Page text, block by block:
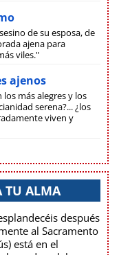
de su esposa, de
ajena para
viles."
ajenos
más alegres y los
serena?... ¿los
viven y
TU ALMA
después
al Sacramento
está en el